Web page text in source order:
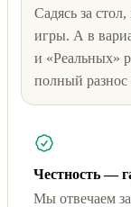
Садясь за
игры. А в
и «Реальных»
полный
Честность —
Мы отвечаем за